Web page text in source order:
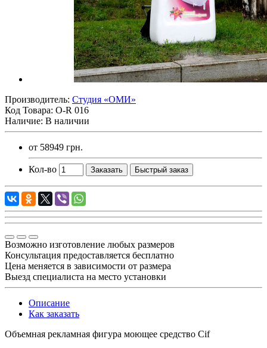
Производитель: Студия «ОМИ»
Код Товара: O-R 016
Наличие: В наличии
от 58949 грн.
Кол-во Заказать Быстрый заказ
Возможно изготовление любых размеров
Консультация предоставляется бесплатно
Цена меняется в зависимости от размера
Выезд специалиста на место установки
Описание
Как заказать
Объемная рекламная фигура моющее средство Cif